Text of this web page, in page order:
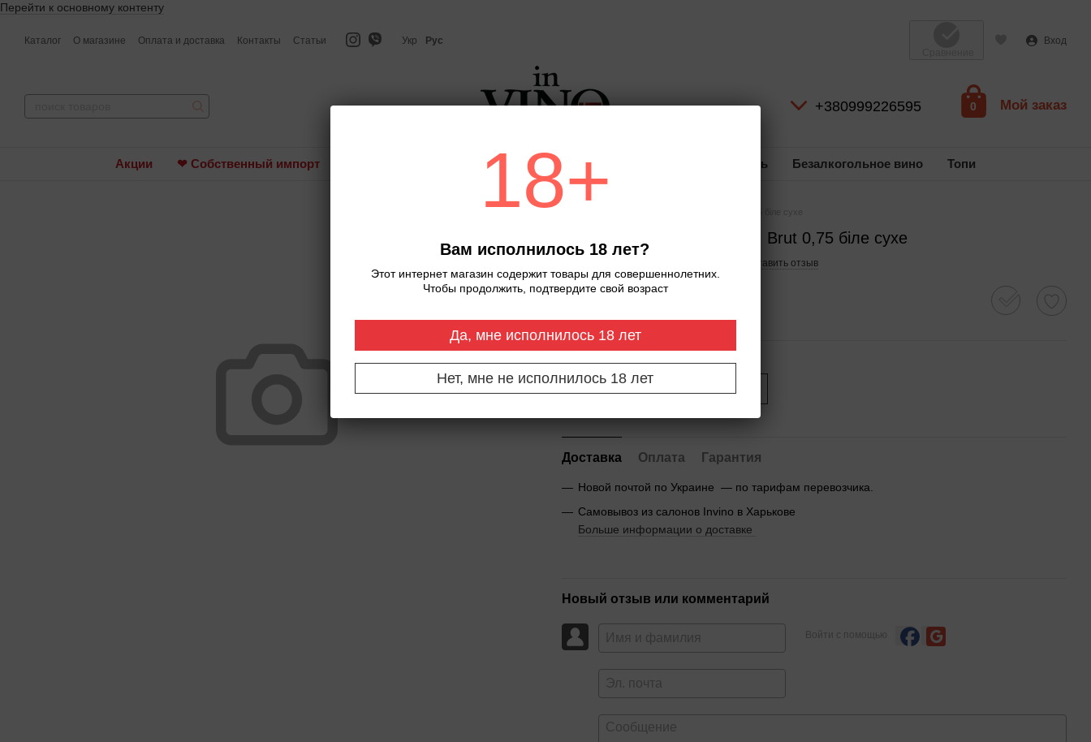
Перейти к основному контенту
Каталог О магазине Оплата и доставка Контакты Статьи Укр
Рус
Вход
+380999226595 0 Мой заказ
Акции ❤ Собственный импорт Игристое вино и шампанское Крепкий алкоголь Безалкогольное вино Топи
Ігристе.Schlumberger.DOM Brut 0,75 біле сухе
Оставить отзыв
1 023 грн
Сообщить, когда появится
Доставка Оплата Гарантия
Новой почтой по Украине — по тарифам перевозчика.
Самовывоз из салонов Invino в Харькове
Больше информации о доставке
Новый отзыв или комментарий
Войти с помощью
18+
Вам исполнилось 18 лет?
Этот интернет магазин содержит товары для совершеннолетних.
Чтобы продолжить, подтвердите свой возраст
Да, мне исполнилось 18 лет
Нет, мне не исполнилось 18 лет